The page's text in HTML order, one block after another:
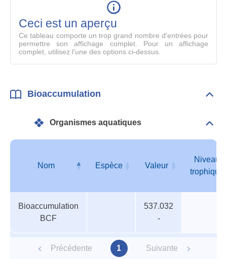
Ceci est un aperçu
Ce tableau comporte un trop grand nombre d'entrées pour
permettre son affichage complet. Pour un affichage
complet, utilisez l'une des options ci-dessus.
Bioaccumulation
Organismes aquatiques
aquatiques
Nom Espèce Valeur
Niveau
trophique
Bioaccumulation
BCF
537.032
-
Précédente 1 Suivante